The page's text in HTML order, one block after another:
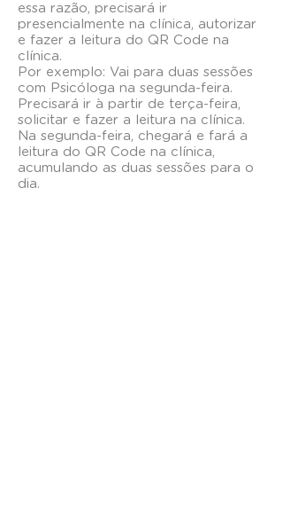
essa razão, precisará ir
presencialmente na clínica, autorizar
e fazer a leitura do QR Code na
clínica.
Por exemplo: Vai para duas sessões
com Psicóloga na segunda-feira.
Precisará ir à partir de terça-feira,
solicitar e fazer a leitura na clínica.
Na segunda-feira, chegará e fará a
leitura do QR Code na clínica,
acumulando as duas sessões para o
dia.